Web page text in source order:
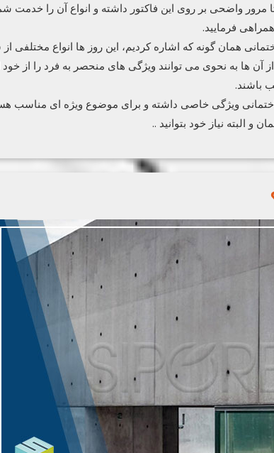
مرور واضحی بر روی این فاکتور داشته و انواع آن را خدمت
فرمایید.
همان گونه که اشاره کردیم، این روز ها انواع مختلفی
آن ها به نحوی می توانند ویژگی های منحصر به فرد را از خود
باشند.
ویژگی خاصی داشته و برای موضوع ویژه ای مناسب
و البته نیاز خود بتوانید ..